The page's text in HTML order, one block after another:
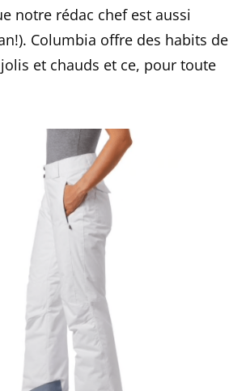
notre rédac chef est aussi
Columbia offre des habits de
et chauds et ce, pour toute